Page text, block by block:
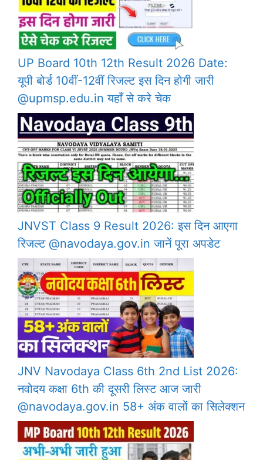
UP Board 10th 12th Result 2026 Date:
यूपी बोर्ड 10वीं-12वीं रिजल्ट इस दिन होगी जारी
@upmsp.edu.in यहाँ से करे चेक
JNVST Class 9 Result 2026: इस दिन आएगा
रिजल्ट @navodaya.gov.in जानें पूरा अपडेट
JNV Navodaya Class 6th 2nd List 2026:
नवोदय कक्षा 6th की दूसरी लिस्ट आज जारी
@navodaya.gov.in 58+ अंक वालों का सिलेक्शन